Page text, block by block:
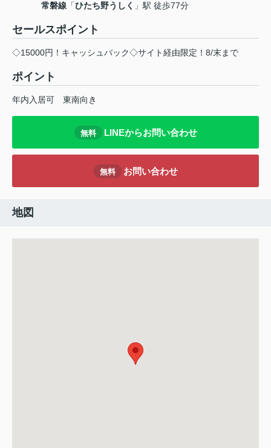
常磐線 「ひたち野うしく 」駅 徒歩77分
セールスポイント
◇15000円！キャッシュバック◇サイト経由限定！8/末まで
ポイント
年内入居可 東南向き
無料 LINEからお問い合わせ
無料 お問い合わせ
地図